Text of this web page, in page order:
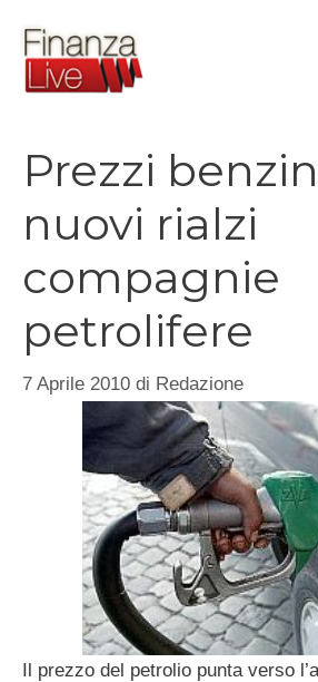
contenuto
Prezzi
nuovi rialzi
compagnie
petrolifere
7 Aprile 2010 di Redazione
Il prezzo del petrolio punta verso